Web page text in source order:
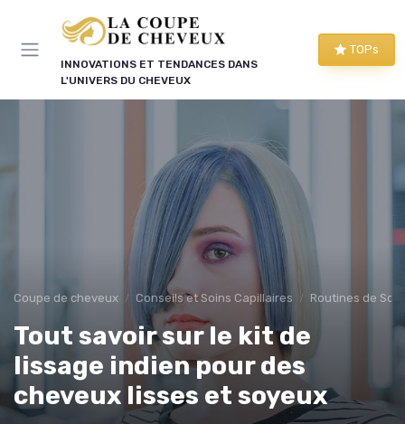
INNOVATIONS ET TENDANCES DANS
L'UNIVERS DU CHEVEUX
TOPs
Coupe de cheveux Conseils et Soins Capillaires Routines de
Tout savoir sur le kit de
lissage indien pour des
cheveux lisses et soyeux